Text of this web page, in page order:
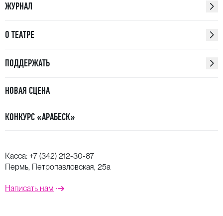
ЖУРНАЛ
О ТЕАТРЕ
ПОДДЕРЖАТЬ
НОВАЯ СЦЕНА
КОНКУРС «АРАБЕСК»
Касса: +7 (342) 212-30-87
Пермь, Петропавловская, 25а
Написать нам